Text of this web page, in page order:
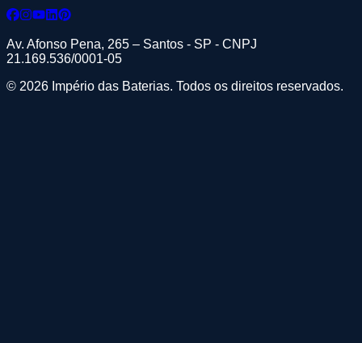
Av. Afonso Pena, 265 – Santos - SP - CNPJ
21.169.536/0001-05
© 2026 Império das Baterias. Todos os direitos reservados.